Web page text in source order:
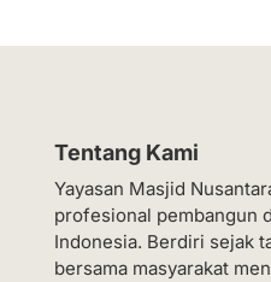
Tentang Kami
Yayasan Masjid
profesional pembangun
Indonesia. Berdiri sejak
bersama masyarakat